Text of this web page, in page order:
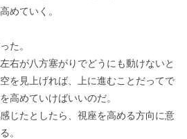
めていく。
た。
右が八方塞がりでどうにも動けないと
を見上げれば、上に進むことだってで
高めていけばいいのだ。
じたとしたら、視座を高める方向に意
。